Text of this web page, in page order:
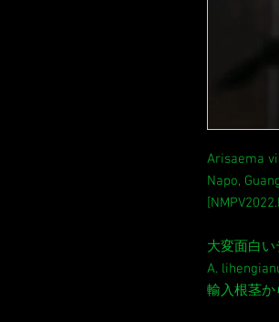
Arisaema
Napo,
大変面白い
A.
輸入根茎か